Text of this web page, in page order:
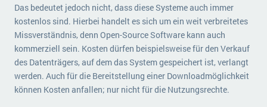
Das bedeutet jedoch nicht, dass diese Systeme auch immer
kostenlos sind. Hierbei handelt es sich um ein weit verbreitetes
Missverständnis, denn Open-Source Software kann auch
kommerziell sein. Kosten dürfen beispielsweise für den Verkauf
des Datenträgers, auf dem das System gespeichert ist, verlangt
werden. Auch für die Bereitstellung einer Downloadmöglichkeit
können Kosten anfallen; nur nicht für die Nutzungsrechte.